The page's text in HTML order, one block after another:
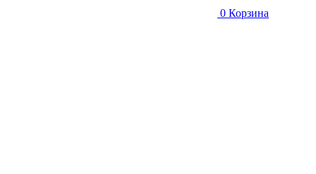
0 Корзина